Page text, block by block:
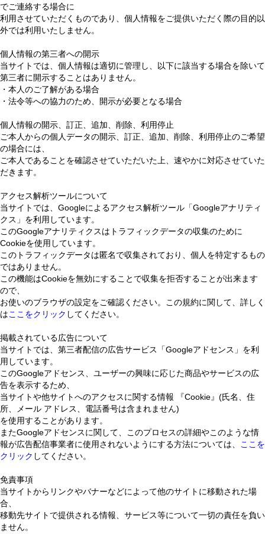
でご連絡する場合に
利用させていただくものであり、個人情報をご提供いただく際の目的以
外では利用いたしません。
個人情報の第三者への開示
当サイトでは、個人情報は適切に管理し、以下に該当する場合を除いて
第三者に開示することはありません。
・本人のご了解がある場合
・法令等への協力のため、開示が必要となる場合
個人情報の開示、訂正、追加、削除、利用停止
ご本人からの個人データの開示、訂正、追加、削除、利用停止のご希望
の場合には、
ご本人であることを確認させていただいた上、速やかに対応させていた
だきます。
アクセス解析ツールについて
当サイトでは、Googleによるアクセス解析ツール「Googleアナリティ
クス」を利用しています。
このGoogleアナリティクスはトラフィックデータの収集のために
Cookieを使用しています。
このトラフィックデータは匿名で収集されており、個人を特定するもの
ではありません。
この機能はCookieを無効にすることで収集を拒否することが出来ます
ので、
お使いのブラウザの設定をご確認ください。この規約に関して、詳しく
はここをクリック してください。
掲載されている広告について
当サイトでは、第三者配信の広告サービス「Googleアドセンス」を利
用しています。
このGoogleアドセンス、ユーザーの興味に応じた商品やサービスの広
告を表示するため、
当サイトや他サイトへのアクセスに関する情報 『Cookie』(氏名、住
所、メール アドレス、電話番号は含まれません)
を使用することがあります。
またGoogleアドセンスに関して、このプロセスの詳細やこのような情
報が広告配信事業者に使用されないようにする方法については、
ここを
クリック してください。
免責事項
当サイトからリンクやバナーなどによって他のサイトに移動された場
合、
移動先サイトで提供される情報、サービス等について一切の責任を負い
ません。